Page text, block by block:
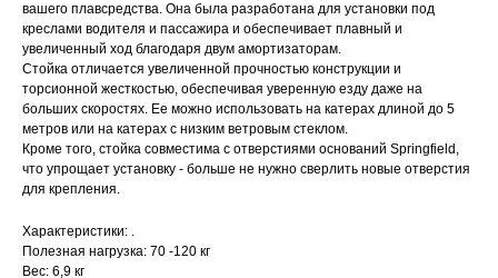
вашего плавсредства. Она была разработана для установки под
креслами водителя и пассажира и обеспечивает плавный и
увеличенный ход благодаря двум амортизаторам.
Стойка отличается увеличенной прочностью конструкции и
торсионной жесткостью, обеспечивая уверенную езду даже на
больших скоростях. Ее можно использовать на катерах длиной до 5
метров или на катерах с низким ветровым стеклом.
Кроме того, стойка совместима с отверстиями оснований Springfield,
что упрощает установку - больше не нужно сверлить новые отверстия
для крепления.
Характеристики: .
Полезная нагрузка: 70 -120 кг
Вес: 6,9 кг